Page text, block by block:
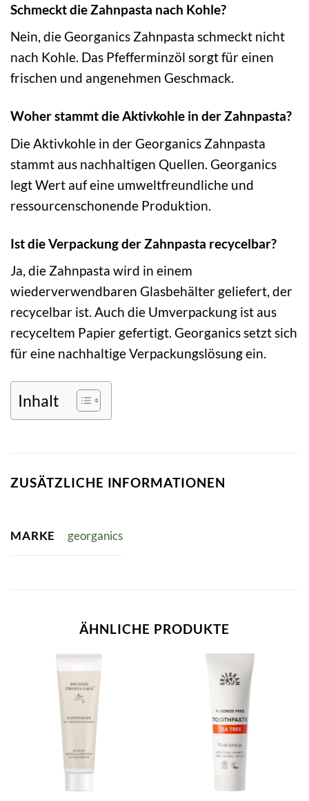
Schmeckt die Zahnpasta nach Kohle?
Nein, die Georganics Zahnpasta schmeckt nicht
nach Kohle. Das Pfefferminzöl sorgt für einen
frischen und angenehmen Geschmack.
Woher stammt die Aktivkohle in der Zahnpasta?
Die Aktivkohle in der Georganics Zahnpasta
stammt aus nachhaltigen Quellen. Georganics
legt Wert auf eine umweltfreundliche und
ressourcenschonende Produktion.
Ist die Verpackung der Zahnpasta recycelbar?
Ja, die Zahnpasta wird in einem
wiederverwendbaren Glasbehälter geliefert, der
recycelbar ist. Auch die Umverpackung ist aus
recyceltem Papier gefertigt. Georganics setzt sich
für eine nachhaltige Verpackungslösung ein.
Inhalt
ZUSÄTZLICHE INFORMATIONEN
MARKE georganics
ÄHNLICHE PRODUKTE